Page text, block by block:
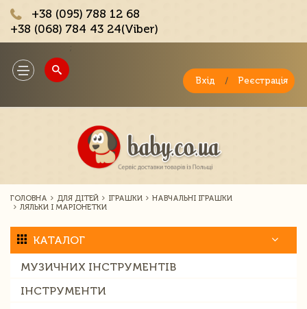
+38 (095) 788 12 68
+38 (068) 784 43 24(Viber)
Toggle
navigation
Вхід / Реєстрація
ГОЛОВНА ДЛЯ ДІТЕЙ ІГРАШКИ
НАВЧАЛЬНІ ІГРАШКИ
ЛЯЛЬКИ І МАРІОНЕТКИ
КАТАЛОГ
МУЗИЧНИХ ІНСТРУМЕНТІВ
ІНСТРУМЕНТИ